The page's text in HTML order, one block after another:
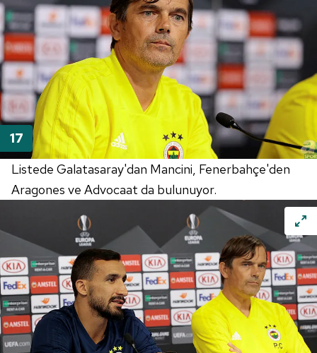
Listede Galatasaray'dan Mancini, Fenerbahçe'den
Aragones ve Advocaat da bulunuyor.